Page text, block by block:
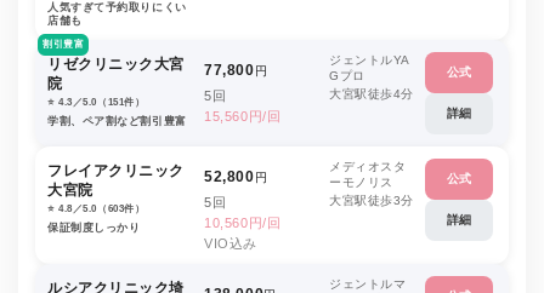
人気すぎて予約取りにくい
店舗も
割引豊富
リゼクリニック大宮
院
⭐️ 4.3／5.0（151件）
学割、ペア割など割引豊富
77,800円
5回
15,560円/回
ジェントルYA
Gプロ
大宮駅徒歩4分
公式
詳細
フレイアクリニック
大宮院
⭐️ 4.8／5.0（603件）
保証制度しっかり
52,800円
5回
10,560円/回
VIO込み
メディオスタ
ーモノリス
大宮駅徒歩3分
公式
詳細
ルシアクリニック埼
ジェントルマ